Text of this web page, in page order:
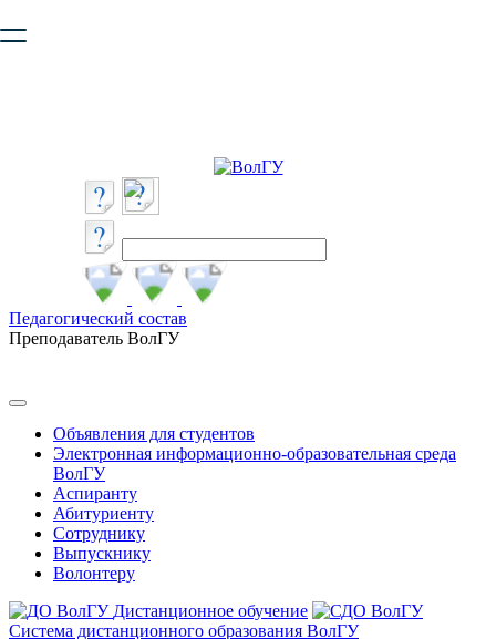
безопасную работу с сайтом. Пожалуйста
Педагогический состав
Преподаватель ВолГУ
Объявления для студентов
Электронная информационно-образовательная среда
ВолГУ
Аспиранту
Абитуриенту
Сотруднику
Выпускнику
Волонтеру
Дистанционное обучение
Система дистанционного образования ВолГУ